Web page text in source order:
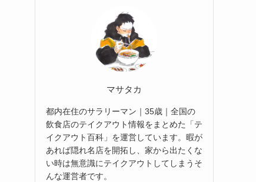
マサタカ
都内在住のサラリーマン｜35歳｜全国の
飲食店のテイクアウト情報をまとめた「テ
イクアウト百科」を運営しています。暇が
あれば隠れ名店を開拓し、家から出たくな
い時は無意識にテイクアウトしてしまうそ
んな運営者です。